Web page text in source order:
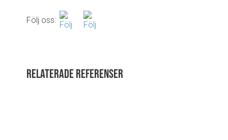
Följ oss:
Relaterade referenser